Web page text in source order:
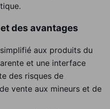
des avantages
aux produits du
et une interface
des risques de
vente aux mineurs et de